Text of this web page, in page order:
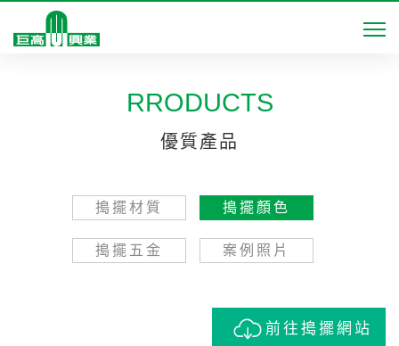
RRODUCTS
優質產品
搗擺材質 搗擺顏色
搗擺五金 案例照片
前往搗擺網站